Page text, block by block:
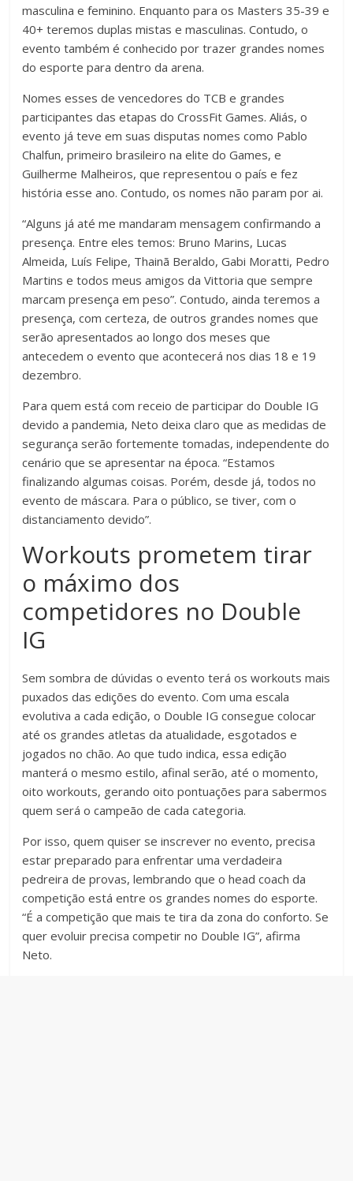
masculina e feminino. Enquanto para os Masters 35-39 e
40+ teremos duplas mistas e masculinas. Contudo, o
evento também é conhecido por trazer grandes nomes
do esporte para dentro da arena.
Nomes esses de vencedores do TCB e grandes
participantes das etapas do CrossFit Games. Aliás, o
evento já teve em suas disputas nomes como Pablo
Chalfun, primeiro brasileiro na elite do Games, e
Guilherme Malheiros, que representou o país e fez
história esse ano. Contudo, os nomes não param por ai.
“Alguns já até me mandaram mensagem confirmando a
presença. Entre eles temos: Bruno Marins, Lucas
Almeida, Luís Felipe, Thainã Beraldo, Gabi Moratti, Pedro
Martins e todos meus amigos da Vittoria que sempre
marcam presença em peso”. Contudo, ainda teremos a
presença, com certeza, de outros grandes nomes que
serão apresentados ao longo dos meses que
antecedem o evento que acontecerá nos dias 18 e 19
dezembro.
Para quem está com receio de participar do Double IG
devido a pandemia, Neto deixa claro que as medidas de
segurança serão fortemente tomadas, independente do
cenário que se apresentar na época. “Estamos
finalizando algumas coisas. Porém, desde já, todos no
evento de máscara. Para o público, se tiver, com o
distanciamento devido”.
Workouts prometem tirar
o máximo dos
competidores no Double
IG
Sem sombra de dúvidas o evento terá os workouts mais
puxados das edições do evento. Com uma escala
evolutiva a cada edição, o Double IG consegue colocar
até os grandes atletas da atualidade, esgotados e
jogados no chão. Ao que tudo indica, essa edição
manterá o mesmo estilo, afinal serão, até o momento,
oito workouts, gerando oito pontuações para sabermos
quem será o campeão de cada categoria.
Por isso, quem quiser se inscrever no evento, precisa
estar preparado para enfrentar uma verdadeira
pedreira de provas, lembrando que o head coach da
competição está entre os grandes nomes do esporte.
“É a competição que mais te tira da zona do conforto. Se
quer evoluir precisa competir no Double IG”, afirma
Neto.